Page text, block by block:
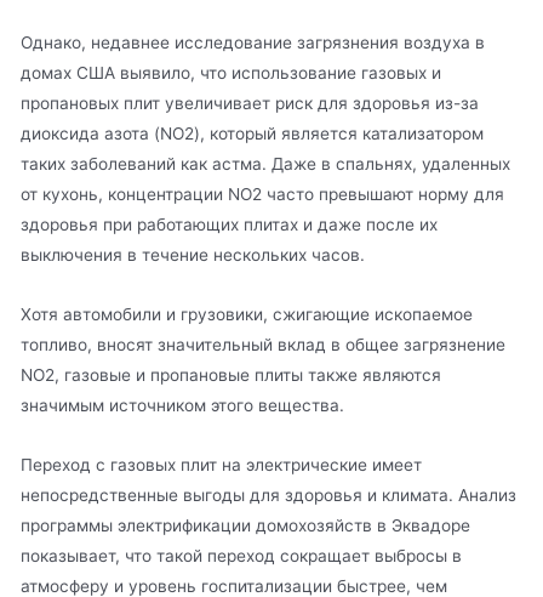
Однако, недавнее исследование загрязнения воздуха в
домах США выявило, что использование газовых и
пропановых плит увеличивает риск для здоровья из-за
диоксида азота (NO2), который является катализатором
таких заболеваний как астма. Даже в спальнях, удаленных
от кухонь, концентрации NO2 часто превышают норму для
здоровья при работающих плитах и даже после их
выключения в течение нескольких часов.
Хотя автомобили и грузовики, сжигающие ископаемое
топливо, вносят значительный вклад в общее загрязнение
NO2, газовые и пропановые плиты также являются
значимым источником этого вещества.
Переход с газовых плит на электрические имеет
непосредственные выгоды для здоровья и климата. Анализ
программы электрификации домохозяйств в Эквадоре
показывает, что такой переход сокращает выбросы в
атмосферу и уровень госпитализации быстрее, чем